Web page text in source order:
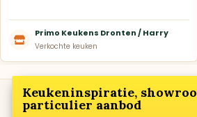
Primo Keukens Dronten / Harry
Verkochte keuken
Keukeninspiratie,
particulier aanbod